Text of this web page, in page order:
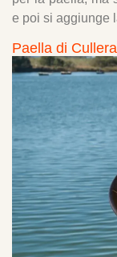
e poi si aggiunge
Paella di Cullera